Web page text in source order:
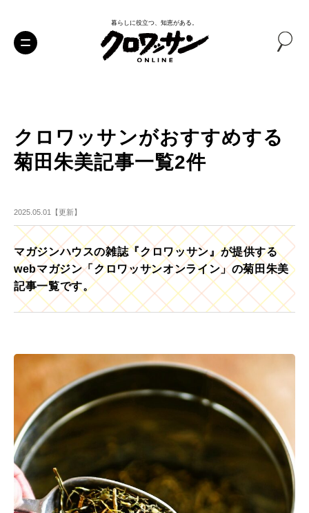
暮らしに役立つ、知恵がある。
クロワッサンがおすすめする
菊田朱美記事一覧2件
2025.05.01【更新】
マガジンハウスの雑誌『クロワッサン』が提供する
webマガジン「クロワッサンオンライン」の菊田朱美
記事一覧です。